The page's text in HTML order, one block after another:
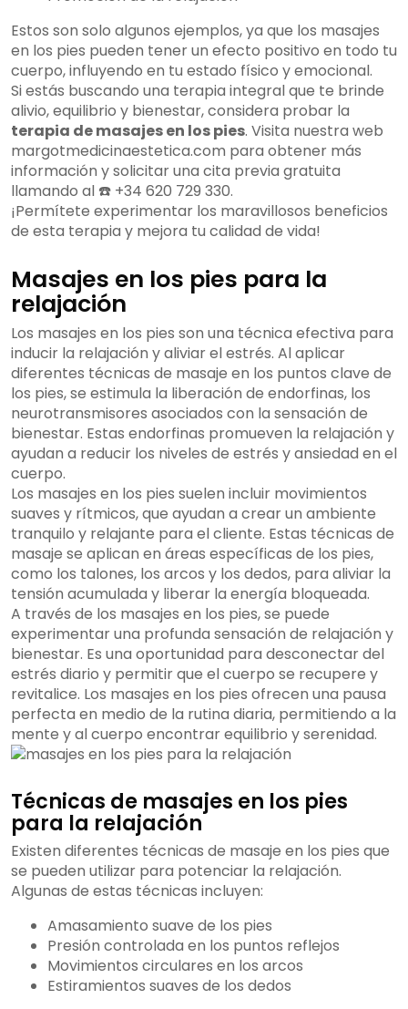
Estos son solo algunos ejemplos, ya que los masajes
en los pies pueden tener un efecto positivo en todo tu
cuerpo, influyendo en tu estado físico y emocional.
Si estás buscando una terapia integral que te brinde
alivio, equilibrio y bienestar, considera probar la
terapia de masajes en los pies. Visita nuestra web
margotmedicinaestetica.com para obtener más
información y solicitar una cita previa gratuita
llamando al ☎️ +34 620 729 330.
¡Permítete experimentar los maravillosos beneficios
de esta terapia y mejora tu calidad de vida!
Masajes en los pies para la
relajación
Los masajes en los pies son una técnica efectiva para
inducir la relajación y aliviar el estrés. Al aplicar
diferentes técnicas de masaje en los puntos clave de
los pies, se estimula la liberación de endorfinas, los
neurotransmisores asociados con la sensación de
bienestar. Estas endorfinas promueven la relajación y
ayudan a reducir los niveles de estrés y ansiedad en el
cuerpo.
Los masajes en los pies suelen incluir movimientos
suaves y rítmicos, que ayudan a crear un ambiente
tranquilo y relajante para el cliente. Estas técnicas de
masaje se aplican en áreas específicas de los pies,
como los talones, los arcos y los dedos, para aliviar la
tensión acumulada y liberar la energía bloqueada.
A través de los masajes en los pies, se puede
experimentar una profunda sensación de relajación y
bienestar. Es una oportunidad para desconectar del
estrés diario y permitir que el cuerpo se recupere y
revitalice. Los masajes en los pies ofrecen una pausa
perfecta en medio de la rutina diaria, permitiendo a la
mente y al cuerpo encontrar equilibrio y serenidad.
Técnicas de masajes en los pies
para la relajación
Existen diferentes técnicas de masaje en los pies que
se pueden utilizar para potenciar la relajación.
Algunas de estas técnicas incluyen:
Amasamiento suave de los pies
Presión controlada en los puntos reflejos
Movimientos circulares en los arcos
Estiramientos suaves de los dedos